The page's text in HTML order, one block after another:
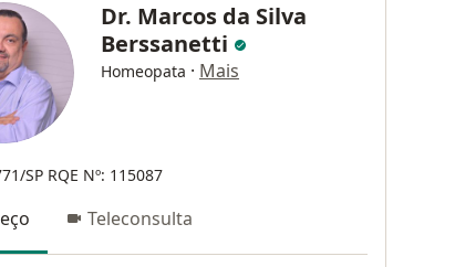
Dr. Marcos da Silva
Berssanetti
Homeopata · Mais
SP RQE Nº: 115087
Teleconsulta